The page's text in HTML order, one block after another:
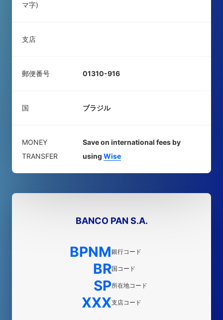
マ字)
支店
郵便番号 01310-916
国 ブラジル
MONEY
TRANSFER
Save on international fees by
using Wise
BANCO PAN S.A.
BPNM銀行コード
BR国コード
SP所在地コード
XXX支店コード